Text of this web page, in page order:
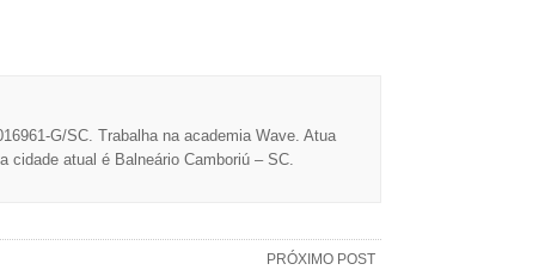
G/SC. Trabalha na academia Wave. Atua
cidade atual é Balneário Camboriú – SC.
PRÓXIMO POST